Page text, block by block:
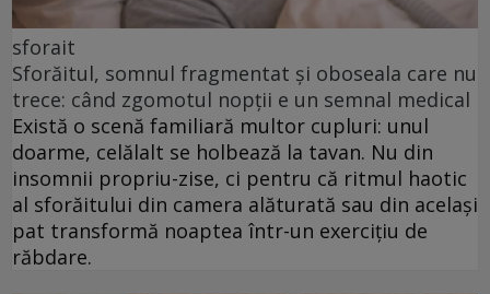
sforait
Sforăitul, somnul fragmentat și oboseala care nu
trece: când zgomotul nopții e un semnal medical
Există o scenă familiară multor cupluri: unul
doarme, celălalt se holbează la tavan. Nu din
insomnii propriu-zise, ci pentru că ritmul haotic
al sforăitului din camera alăturată sau din același
pat transformă noaptea într-un exercițiu de
răbdare.